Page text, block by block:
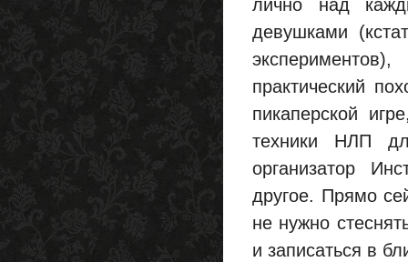
лично над
девушками
практический
пикаперской
техники НЛП
организатор
другое. Прямо
не нужно
и записаться в